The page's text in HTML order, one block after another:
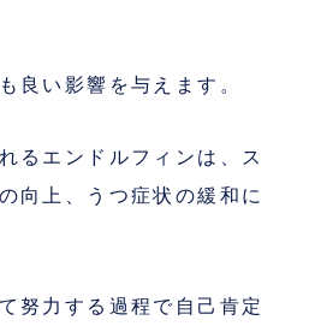
良い影響を与えます。
るエンドルフィンは、ス
向上、うつ症状の緩和に
努力する過程で自己肯定